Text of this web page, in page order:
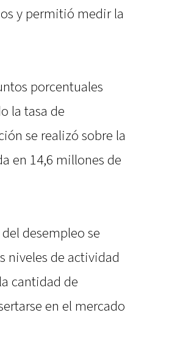
y permitió medir la
porcentuales
la tasa de
se realizó sobre la
en 14,6 millones de
desempleo se
niveles de actividad
cantidad de
en el mercado